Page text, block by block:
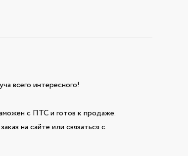
всего интересного!
с ПТС и готов к продаже.
на сайте или связаться с